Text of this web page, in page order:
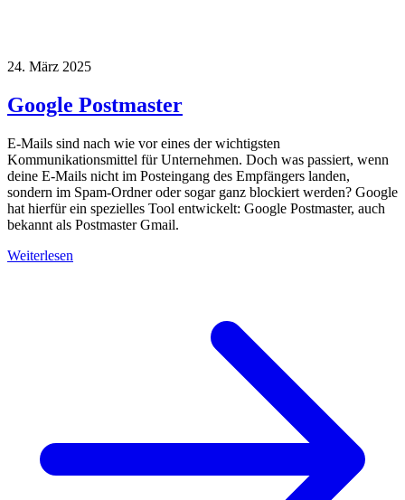
24. März 2025
Google Postmaster
E-Mails sind nach wie vor eines der wichtigsten
Kommunikationsmittel für Unternehmen. Doch was passiert, wenn
deine E-Mails nicht im Posteingang des Empfängers landen,
sondern im Spam-Ordner oder sogar ganz blockiert werden? Google
hat hierfür ein spezielles Tool entwickelt: Google Postmaster, auch
bekannt als Postmaster Gmail.
Weiterlesen